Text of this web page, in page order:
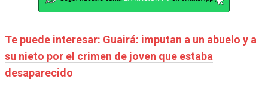
Te puede interesar: Guairá: imputan a un abuelo y a
su nieto por el crimen de joven que estaba
desaparecido